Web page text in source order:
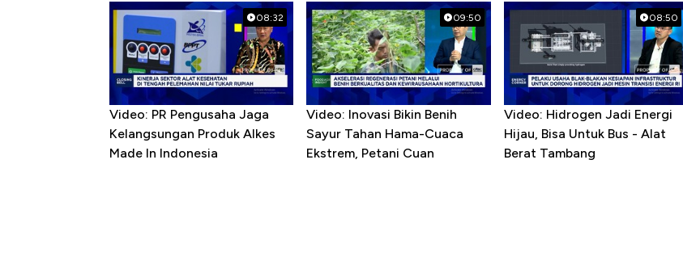
08:32
Video: PR Pengusaha Jaga
Kelangsungan Produk Alkes
Made In Indonesia
09:50
Video: Inovasi Bikin Benih
Sayur Tahan Hama-Cuaca
Ekstrem, Petani Cuan
08:50
Video: Hidrogen Jadi Energi
Hijau, Bisa Untuk Bus - Alat
Berat Tambang